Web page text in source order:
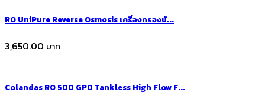
RO UniPure Reverse Osmosis เครื่องกรองน้...
3,650.00
Colandas RO 500 GPD Tankless High Flow F...